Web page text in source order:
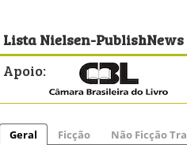
Lista Nielsen-
Apoio:
Geral Ficção Não Ficção